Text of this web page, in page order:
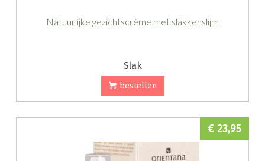
Natuurlijke gezichtscrème met slakkenslijm
Slak
bestellen
€ 23,95